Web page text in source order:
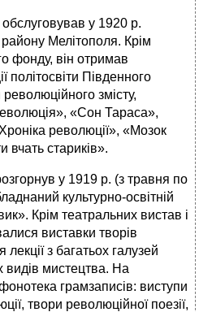
обслуговував у 1920 р.
Мелітополя. Крім
фонду, він отримав
політосвіти Південного
змісту,
«Сон Тараса»,
революції», «Мозок
вчать стариків».
у 1919 р. (з травня по
культурно-освітній
Крім театральних вистав і
виставки творів
з багатьох галузей
видів мистецтва. На
грамзаписів: виступи
твори революційної поезії,